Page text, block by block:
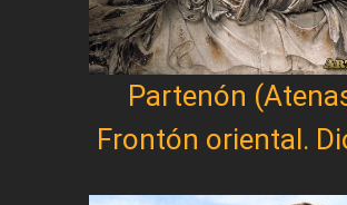
Partenón
Frontón oriental.